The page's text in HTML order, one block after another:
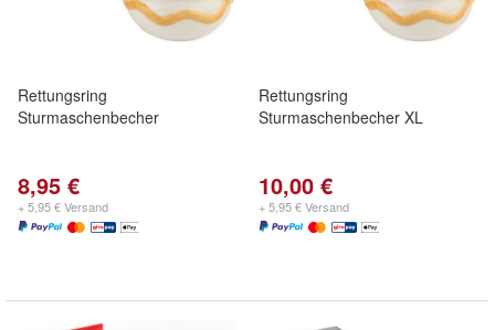
Rettungsring
Sturmaschenbecher
8,95 €
+ 5,95 € Versand
Rettungsring
Sturmaschenbecher XL
10,00 €
+ 5,95 € Versand